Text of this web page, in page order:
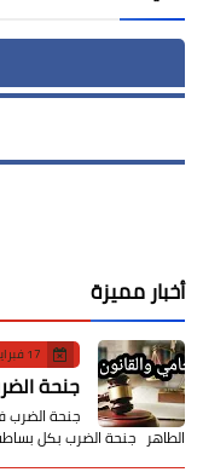
أخبار مميزة
17 فبراير 2023
جنحة
جنحة الضرب
الطاهر جنحة الضرب بكل